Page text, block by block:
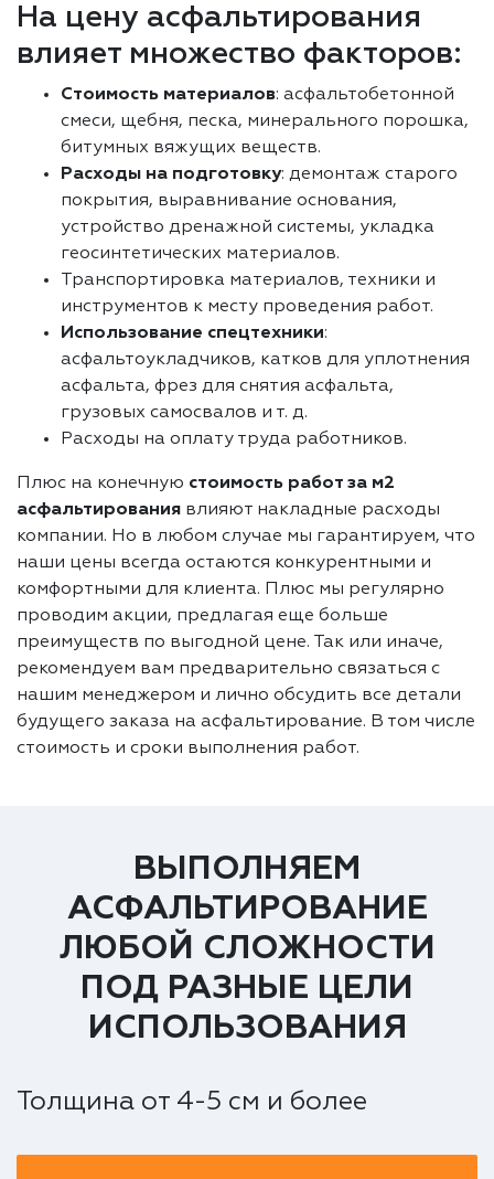
На цену асфальтирования
влияет множество факторов:
Стоимость материалов: асфальтобетонной
смеси, щебня, песка, минерального порошка,
битумных вяжущих веществ.
Расходы на подготовку: демонтаж старого
покрытия, выравнивание основания,
устройство дренажной системы, укладка
геосинтетических материалов.
Транспортировка материалов, техники и
инструментов к месту проведения работ.
Использование спецтехники:
асфальтоукладчиков, катков для уплотнения
асфальта, фрез для снятия асфальта,
грузовых самосвалов и т. д.
Расходы на оплату труда работников.
Плюс на конечную стоимость работ за м2
асфальтирования влияют накладные расходы
компании. Но в любом случае мы гарантируем, что
наши цены всегда остаются конкурентными и
комфортными для клиента. Плюс мы регулярно
проводим акции, предлагая еще больше
преимуществ по выгодной цене. Так или иначе,
рекомендуем вам предварительно связаться с
нашим менеджером и лично обсудить все детали
будущего заказа на асфальтирование. В том числе
стоимость и сроки выполнения работ.
ВЫПОЛНЯЕМ
АСФАЛЬТИРОВАНИЕ
ЛЮБОЙ СЛОЖНОСТИ
ПОД РАЗНЫЕ ЦЕЛИ
ИСПОЛЬЗОВАНИЯ
Толщина от 4-5 см и более